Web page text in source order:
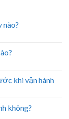
nào?
khi vận hành
không?